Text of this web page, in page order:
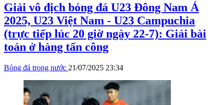
Giải vô địch bóng đá U23 Đông Nam Á
2025, U23 Việt Nam - U23 Campuchia
(trực tiếp lúc 20 giờ ngày 22-7): Giải bài
toán ở hàng tấn công
Bóng đá trong nước 21/07/2025 23:34